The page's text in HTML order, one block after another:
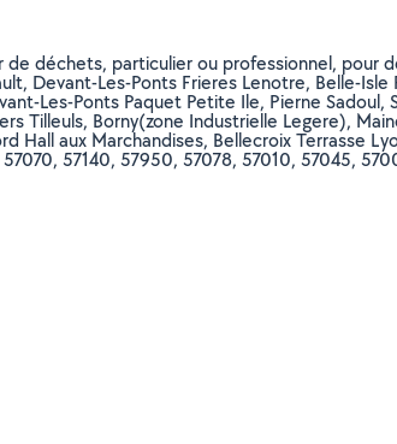
déchets, particulier ou professionnel, pour
Devant-Les-Ponts Frieres Lenotre, Belle-
Les-Ponts Paquet Petite Ile, Pierne Sadoul,
Tilleuls, Borny(zone Industrielle Legere),
aux Marchandises, Bellecroix Terrasse
57140, 57950, 57078, 57010, 57045,